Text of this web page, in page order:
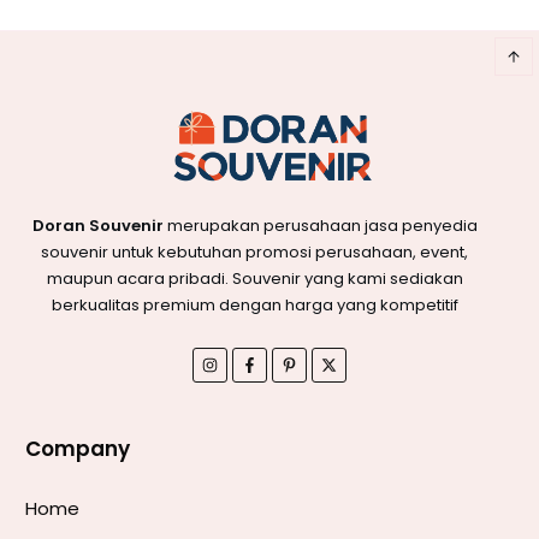
Doran Souvenir merupakan perusahaan jasa penyedia
souvenir untuk kebutuhan promosi perusahaan, event,
maupun acara pribadi. Souvenir yang kami sediakan
berkualitas premium dengan harga yang kompetitif
Company
Home